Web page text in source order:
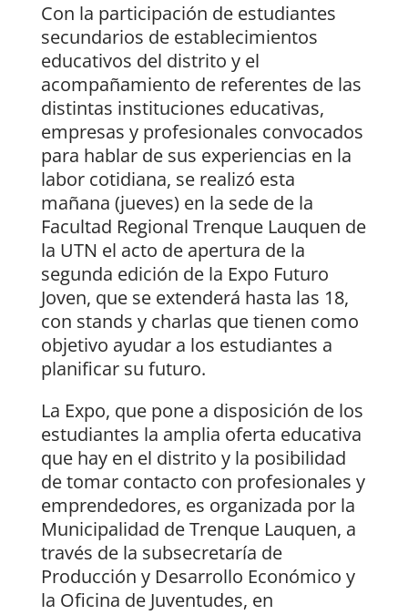
Con la participación de estudiantes
secundarios de establecimientos
educativos del distrito y el
acompañamiento de referentes de las
distintas instituciones educativas,
empresas y profesionales convocados
para hablar de sus experiencias en la
labor cotidiana, se realizó esta
mañana (jueves) en la sede de la
Facultad Regional Trenque Lauquen de
la UTN el acto de apertura de la
segunda edición de la Expo Futuro
Joven, que se extenderá hasta las 18,
con stands y charlas que tienen como
objetivo ayudar a los estudiantes a
planificar su futuro.
La Expo, que pone a disposición de los
estudiantes la amplia oferta educativa
que hay en el distrito y la posibilidad
de tomar contacto con profesionales y
emprendedores, es organizada por la
Municipalidad de Trenque Lauquen, a
través de la subsecretaría de
Producción y Desarrollo Económico y
la Oficina de Juventudes, en